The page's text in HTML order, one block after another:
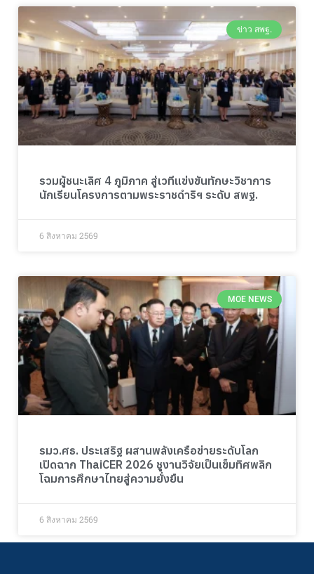
ข่าว สพฐ.
รวมผู้ชนะเลิศ 4 ภูมิภาค สู่เวทีแข่งขันทักษะวิชาการ
นักเรียนโครงการตามพระราชดำริฯ ระดับ สพฐ.
6 สิงหาคม 2569
MOE NEWS
รมว.ศธ. ประเสริฐ ผสานพลังเครือข่ายระดับโลก
เปิดฉาก ThaiCER 2026 ชูงานวิจัยเป็นเข็มทิศพลิก
โฉมการศึกษาไทยสู่ความยั่งยืน
6 สิงหาคม 2569